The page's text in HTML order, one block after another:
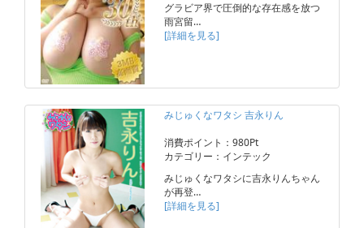
グラビア界で圧倒的な存在感を放つ
雨宮留…
[詳細を見る]
みじゅくなワタシ 吉永りん
消費ポイント：980Pt
カテゴリー：インテック
みじゅくなワタシに吉永りんちゃん
が再登…
[詳細を見る]